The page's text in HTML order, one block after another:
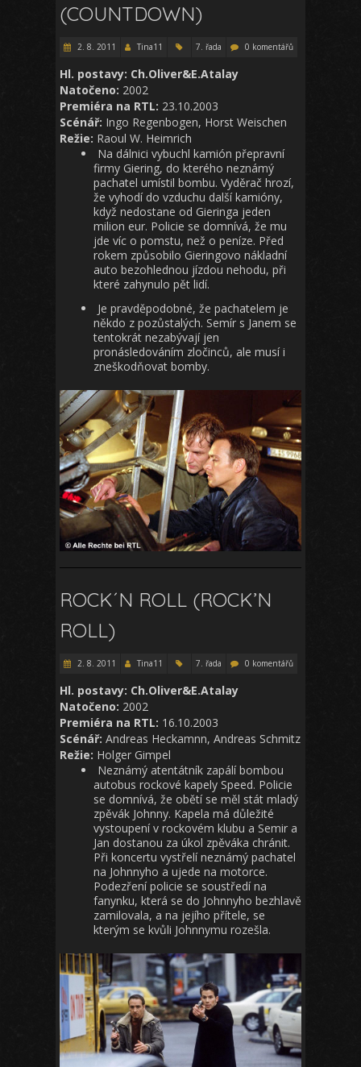
(COUNTDOWN)
2. 8. 2011 Tina11 7. řada 0 komentářů
Hl. postavy: Ch.Oliver&E.Atalay
Natočeno: 2002
Premiéra na RTL: 23.10.2003
Scénář: Ingo Regenbogen, Horst Weischen
Režie: Raoul W. Heimrich
Na dálnici vybuchl kamión přepravní
firmy Giering, do kterého neznámý
pachatel umístil bombu. Vyděrač hrozí,
že vyhodí do vzduchu další kamióny,
když nedostane od Gieringa jeden
milion eur. Policie se domnívá, že mu
jde víc o pomstu, než o peníze. Před
rokem způsobilo Gieringovo nákladní
auto bezohlednou jízdou nehodu, při
které zahynulo pět lidí.
Je pravděpodobné, že pachatelem je
někdo z pozůstalých. Semír s Janem se
tentokrát nezabývají jen
pronásledováním zločinců, ale musí i
zneškodňovat bomby.
ROCK´N ROLL (ROCK’N
ROLL)
2. 8. 2011 Tina11 7. řada 0 komentářů
Hl. postavy: Ch.Oliver&E.Atalay
Natočeno: 2002
Premiéra na RTL: 16.10.2003
Scénář: Andreas Heckamnn, Andreas Schmitz
Režie: Holger Gimpel
Neznámý atentátník zapálí bombou
autobus rockové kapely Speed. Policie
se domnívá, že obětí se měl stát mladý
zpěvák Johnny. Kapela má důležité
vystoupení v rockovém klubu a Semir a
Jan dostanou za úkol zpěváka chránit.
Při koncertu vystřelí neznámý pachatel
na Johnnyho a ujede na motorce.
Podezření policie se soustředí na
fanynku, která se do Johnnyho bezhlavě
zamilovala, a na jejího přítele, se
kterým se kvůli Johnnymu rozešla.